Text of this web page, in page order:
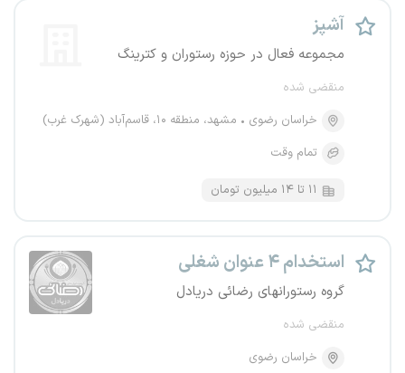
آشپز
مجموعه فعال در حوزه رستوران و کترینگ
منقضی شده
خراسان رضوی
مشهد، منطقه ۱۰، قاسم‌آباد (شهرک غرب)
تمام وقت
۱۱ تا ۱۴ میلیون تومان
استخدام ۴ عنوان شغلی
گروه رستورانهای رضائی دریادل
منقضی شده
خراسان رضوی